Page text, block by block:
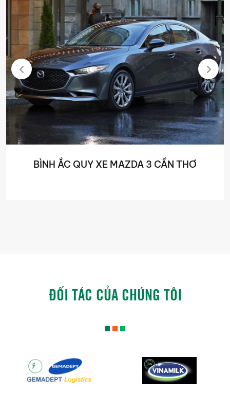
BÌNH ẮC QUY XE MAZDA 3 CẦN THƠ
ĐỐI TÁC CỦA CHÚNG TÔI